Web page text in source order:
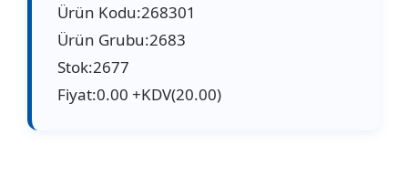
Ürün Kodu:268301
Ürün Grubu:2683
Stok:2677
Fiyat:0.00 +KDV(20.00)